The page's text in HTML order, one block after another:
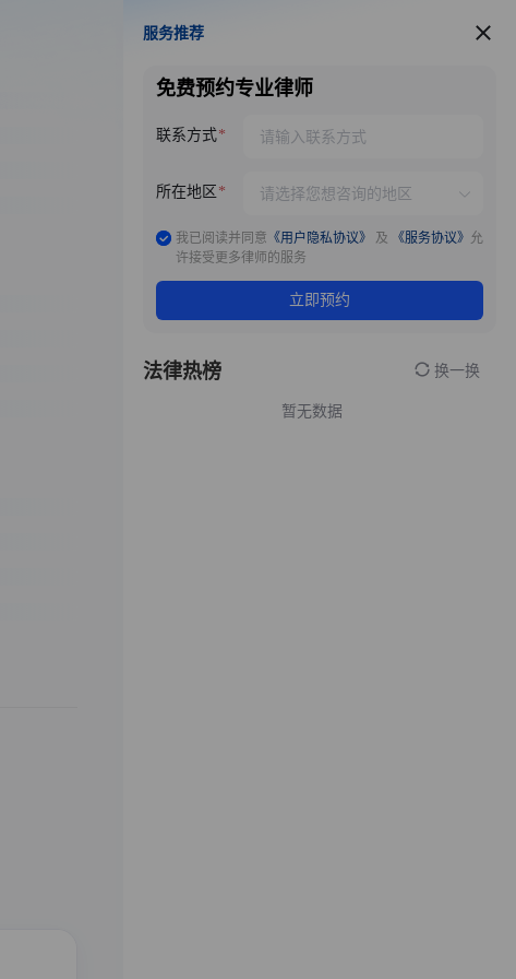
服务推荐
服务推荐
免费预约专业律师
联系方式
所在地区
我已阅读并同意 《用户隐私协议》 及 《服务协议》 允
许接受更多律师的服务
立即预约
法律热榜 换一换
暂无数据